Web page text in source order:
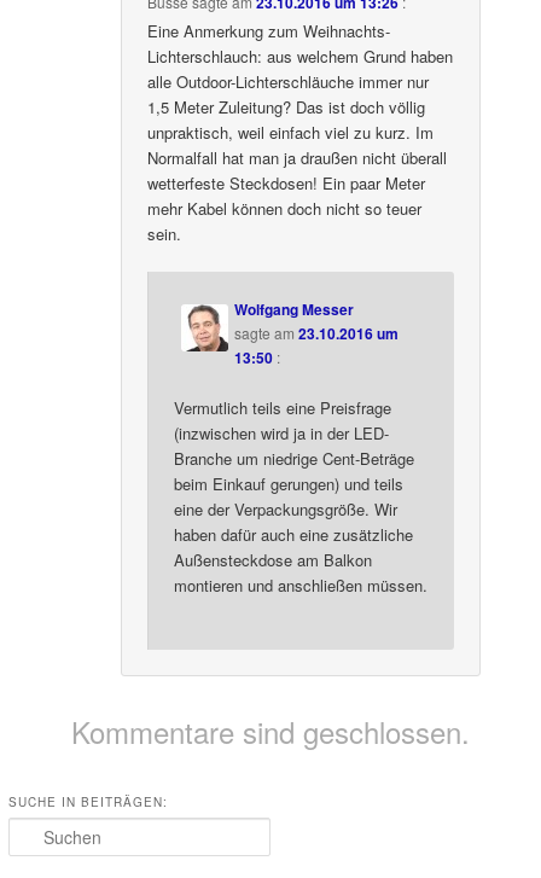
Eine Anmerkung zum Weihnachts-
Lichterschlauch: aus welchem Grund haben
alle Outdoor-Lichterschläuche immer nur
1,5 Meter Zuleitung? Das ist doch völlig
unpraktisch, weil einfach viel zu kurz. Im
Normalfall hat man ja draußen nicht überall
wetterfeste Steckdosen! Ein paar Meter
mehr Kabel können doch nicht so teuer
sein.
Wolfgang Messer
sagte am23.10.2016 um
13:50 :
Vermutlich teils eine Preisfrage
(inzwischen wird ja in der LED-
Branche um niedrige Cent-Beträge
beim Einkauf gerungen) und teils
eine der Verpackungsgröße. Wir
haben dafür auch eine zusätzliche
Außensteckdose am Balkon
montieren und anschließen müssen.
Kommentare sind geschlossen.
SUCHE IN BEITRÄGEN:
Suchen